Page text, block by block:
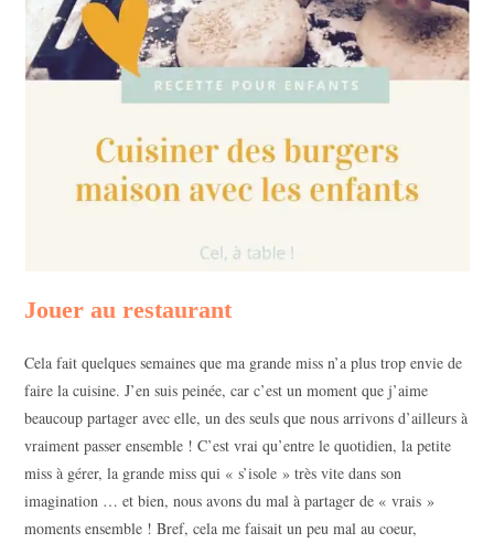
Jouer au restaurant
Cela fait quelques semaines que ma grande miss n’a plus trop envie de
faire la cuisine. J’en suis peinée, car c’est un moment que j’aime
beaucoup partager avec elle, un des seuls que nous arrivons d’ailleurs à
vraiment passer ensemble ! C’est vrai qu’entre le quotidien, la petite
miss à gérer, la grande miss qui « s’isole » très vite dans son
imagination … et bien, nous avons du mal à partager de « vrais »
moments ensemble ! Bref, cela me faisait un peu mal au coeur,